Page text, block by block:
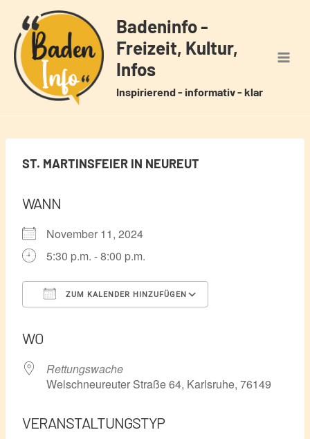
Inhalt
springen
Badeninfo -
Freizeit, Kultur,
Infos
Inspirierend - informativ - klar
ST. MARTINSFEIER IN NEUREUT
WANN
November 11, 2024
5:30 p.m. - 8:00 p.m.
ZUM KALENDER HINZUFÜGEN
WO
Rettungswache
Welschneureuter Straße 64, Karlsruhe, 76149
VERANSTALTUNGSTYP